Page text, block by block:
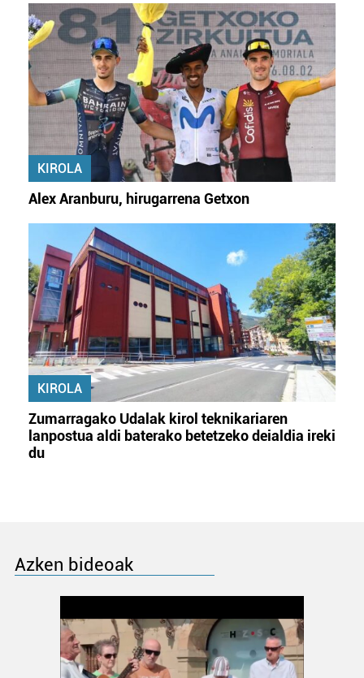
KIROLA
Alex Aranburu, hirugarrena Getxon
KIROLA
Zumarragako Udalak kirol teknikariaren
lanpostua aldi baterako betetzeko deialdia ireki
du
Azken bideoak